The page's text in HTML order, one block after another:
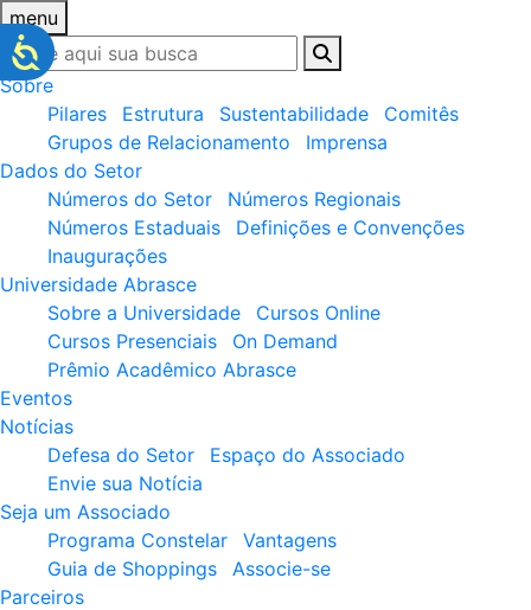
menu
Sobre
Pilares
Estrutura Sustentabilidade
Comitês
Grupos de Relacionamento
Imprensa
Dados do Setor
Números do Setor
Números Regionais
Números Estaduais
Definições e Convenções
Inaugurações
Universidade Abrasce
Sobre a Universidade
Cursos Online
Cursos Presenciais
On Demand
Prêmio Acadêmico Abrasce
Eventos
Notícias
Defesa do Setor
Espaço do Associado
Envie sua Notícia
Seja um Associado
Programa Constelar
Vantagens
Guia de Shoppings
Associe-se
Parceiros